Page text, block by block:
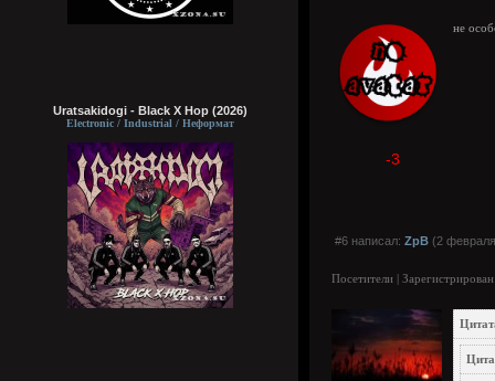
Uratsakidogi - Black X Hop (2026)
Electronic / Industrial / Неформат
не
-3
#6 написал: ZpB (2
Посетители |